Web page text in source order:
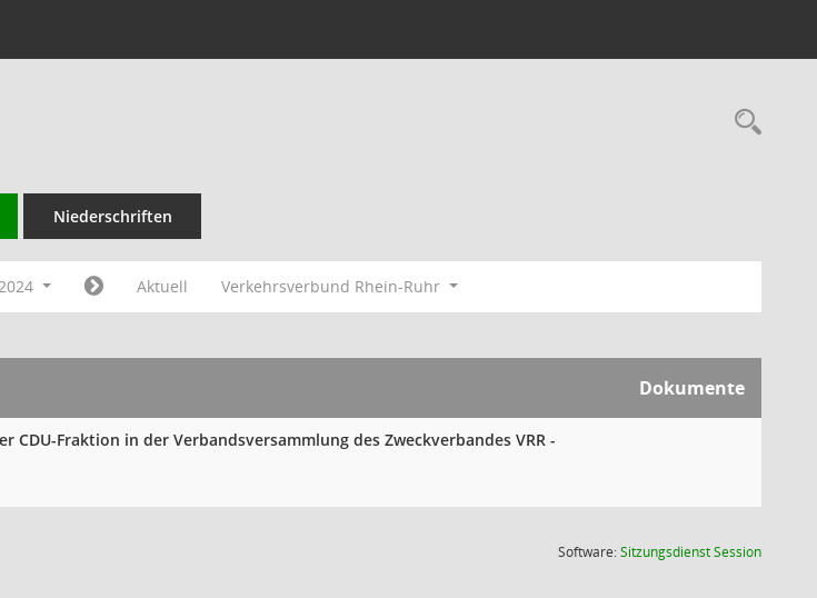
Niederschriften
Aktuell Verkehrsverbund Rhein-Ruhr
Dokumente
CDU-Fraktion in der Verbandsversammlung des Zweckverbandes VRR -
Software:SitzungsdienstSession(Wird in